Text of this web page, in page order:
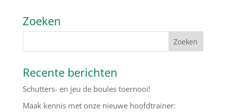
Zoeken
Recente berichten
Schutters- en jeu de boules toernooi!
Maak kennis met onze nieuwe hoofdtrainer: